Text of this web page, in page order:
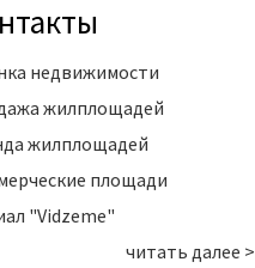
недвижимости
жилплощадей
жилплощадей
площади
"Vidzeme"
читать далее >